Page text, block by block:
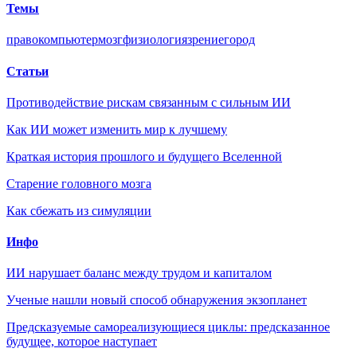
Темы
правокомпьютермозгфизиологиязрениегород
Статьи
Противодействие рискам связанным с сильным ИИ
Как ИИ может изменить мир к лучшему
Краткая история прошлого и будущего Вселенной
Старение головного мозга
Как сбежать из симуляции
Инфо
ИИ нарушает баланс между трудом и капиталом
Ученые нашли новый способ обнаружения экзопланет
Предсказуемые самореализующиеся циклы: предсказанное
будущее, которое наступает